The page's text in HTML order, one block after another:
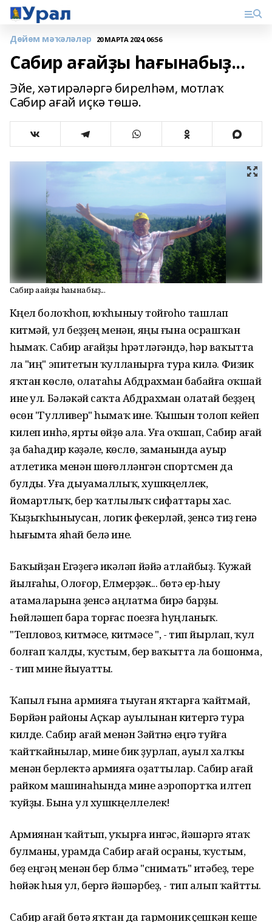
Дөйөм мәҡәләләр 20 МАРТА 2024, 06:56
Сабир ағайҙы һағынабыҙ...
Эйе, хәтирәләргә бирелһәм, мотлаҡ
Сабир ағай иҫкә төшә.
Сабир ағайҙы һағынабыҙ...
Күңел болоҡһоп, юҡһыныу тойғоһо ташлап
китмәй, ул беҙҙең менән, яңы ғына осрашҡан
һымаҡ. Сабир ағайҙы һүрәтләгәндә, һәр ваҡытта
ла "иң" эпитетын ҡулланырға тура килә. Физик
яҡтан көслө, олатаһы Абдрахман бабайға оҡшай
ине ул. Бәләкәй саҡта Абдрахман олатай беҙҙең
өсөн "Гулливер" һымаҡ ине. Ҡышын толоп кейеп
килеп инһә, ярты өйҙө ала. Уға оҡшап, Сабир ағай
ҙа баһадир кәүҙәле, көслө, заманында ауыр
атлетика менән шөғөлләнгән спортсмен да
булды. Уға дыуамаллыҡ, хушкүңеллек,
йомартлыҡ, бер ҡатлылыҡ сифаттары хас.
Ҡыҙыҡһыныусан, логик фекерләй, үҙенсә тиҙ генә
һығымта яһай белә ине.
Баҡыйҙан Егәҙегә икәүләп йәйәү атлайбыҙ. Ҡужай
йылғаһы, Олоғор, Елмерҙәк... бөтә ер-һыу
атамаларына үҙенсә аңлатма бирә барҙы.
Һөйләшеп бара торғас поезға һуңланыҡ.
"Тепловоз, китмәсе, китмәсе ", - тип йырлап, ҡул
болғап ҡалды, ҡустым, бер ваҡытта ла бошонма,
- тип мине йыуатты.
Ҡапыл ғына армияға тыуған яҡтарға ҡайтмай,
Бөрйән районы Аҫҡар ауылынан китергә тура
килде. Сабир ағай менән Зәйтүнә еңгә туйға
ҡайтҡайнылар, мине бик ҙурлап, ауыл халҡы
менән берлектә армияға оҙаттылар. Сабир ағай
райком машинаһында мине аэропортҡа илтеп
ҡуйҙы. Бына ул хушкүңеллелек!
Армиянан ҡайтып, уҡырға ингәс, йәшәргә ятаҡ
булманы, урамда Сабир ағай осраны, ҡустым,
беҙ еңгәң менән бер бүлмә "снимать" итәбеҙ, тере
һөйәк һыя ул, бергә йәшәрбеҙ, - тип алып ҡайтты.
Сабир ағай бөтә яҡтан да гармоник үҫешкән кеше